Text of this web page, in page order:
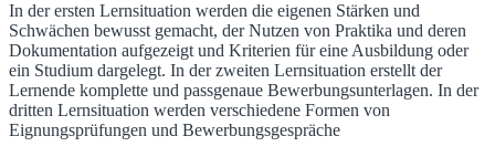
In der ersten Lernsituation werden die eigenen Stärken und
Schwächen bewusst gemacht, der Nutzen von Praktika und deren
Dokumentation aufgezeigt und Kriterien für eine Ausbildung oder
ein Studium dargelegt. In der zweiten Lernsituation erstellt der
Lernende komplette und passgenaue Bewerbungsunterlagen. In der
dritten Lernsituation werden verschiedene Formen von
Eignungsprüfungen und Bewerbungsgespräche